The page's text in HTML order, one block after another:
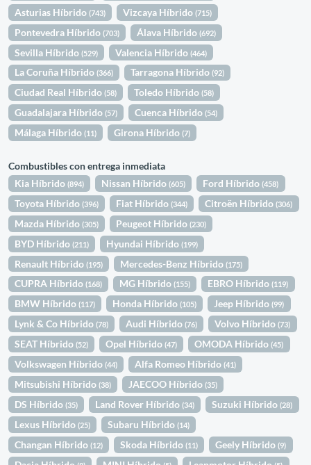
Asturias Híbrido(743) Vizcaya Híbrido(715)
Pontevedra Híbrido(703) Álava Híbrido(692)
Sevilla Híbrido(529) Valencia Híbrido(464)
La Coruña Híbrido(366) Tarragona Híbrido(92)
Ciudad Real Híbrido(58) Toledo Híbrido(58)
Guadalajara Híbrido(57) Cuenca Híbrido(54)
Málaga Híbrido(11) Girona Híbrido(7)
Combustibles con entrega inmediata
Kia Híbrido(894) Nissan Híbrido(605) Ford Híbrido(458)
Toyota Híbrido(396) Fiat Híbrido(344) Citroën Híbrido(306)
Mazda Híbrido(305) Peugeot Híbrido(230)
BYD Híbrido(211) Hyundai Híbrido(199)
Renault Híbrido(195) Mercedes-Benz Híbrido(175)
CUPRA Híbrido(168) MG Híbrido(155) EBRO Híbrido(119)
BMW Híbrido(117) Honda Híbrido(105) Jeep Híbrido(99)
Lynk & Co Híbrido(78) Audi Híbrido(76) Volvo Híbrido(73)
SEAT Híbrido(52) Opel Híbrido(47) OMODA Híbrido(45)
Volkswagen Híbrido(44) Alfa Romeo Híbrido(41)
Mitsubishi Híbrido(38) JAECOO Híbrido(35)
DS Híbrido(35) Land Rover Híbrido(34) Suzuki Híbrido(28)
Lexus Híbrido(25) Subaru Híbrido(14)
Changan Híbrido(12) Skoda Híbrido(11) Geely Híbrido(9)